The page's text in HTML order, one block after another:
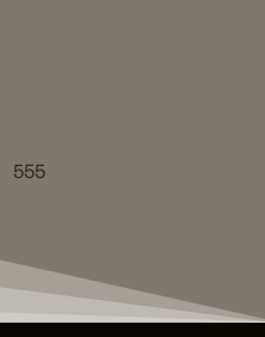
555